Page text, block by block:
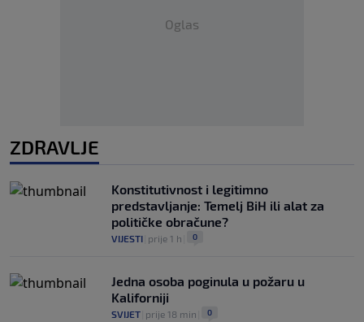
Oglas
ZDRAVLJE
Konstitutivnost i legitimno
predstavljanje: Temelj BiH ili alat za
političke obračune?
VIJESTI prije 1 h 0
Jedna osoba poginula u požaru u
Kaliforniji
SVIJET prije 18 min 0